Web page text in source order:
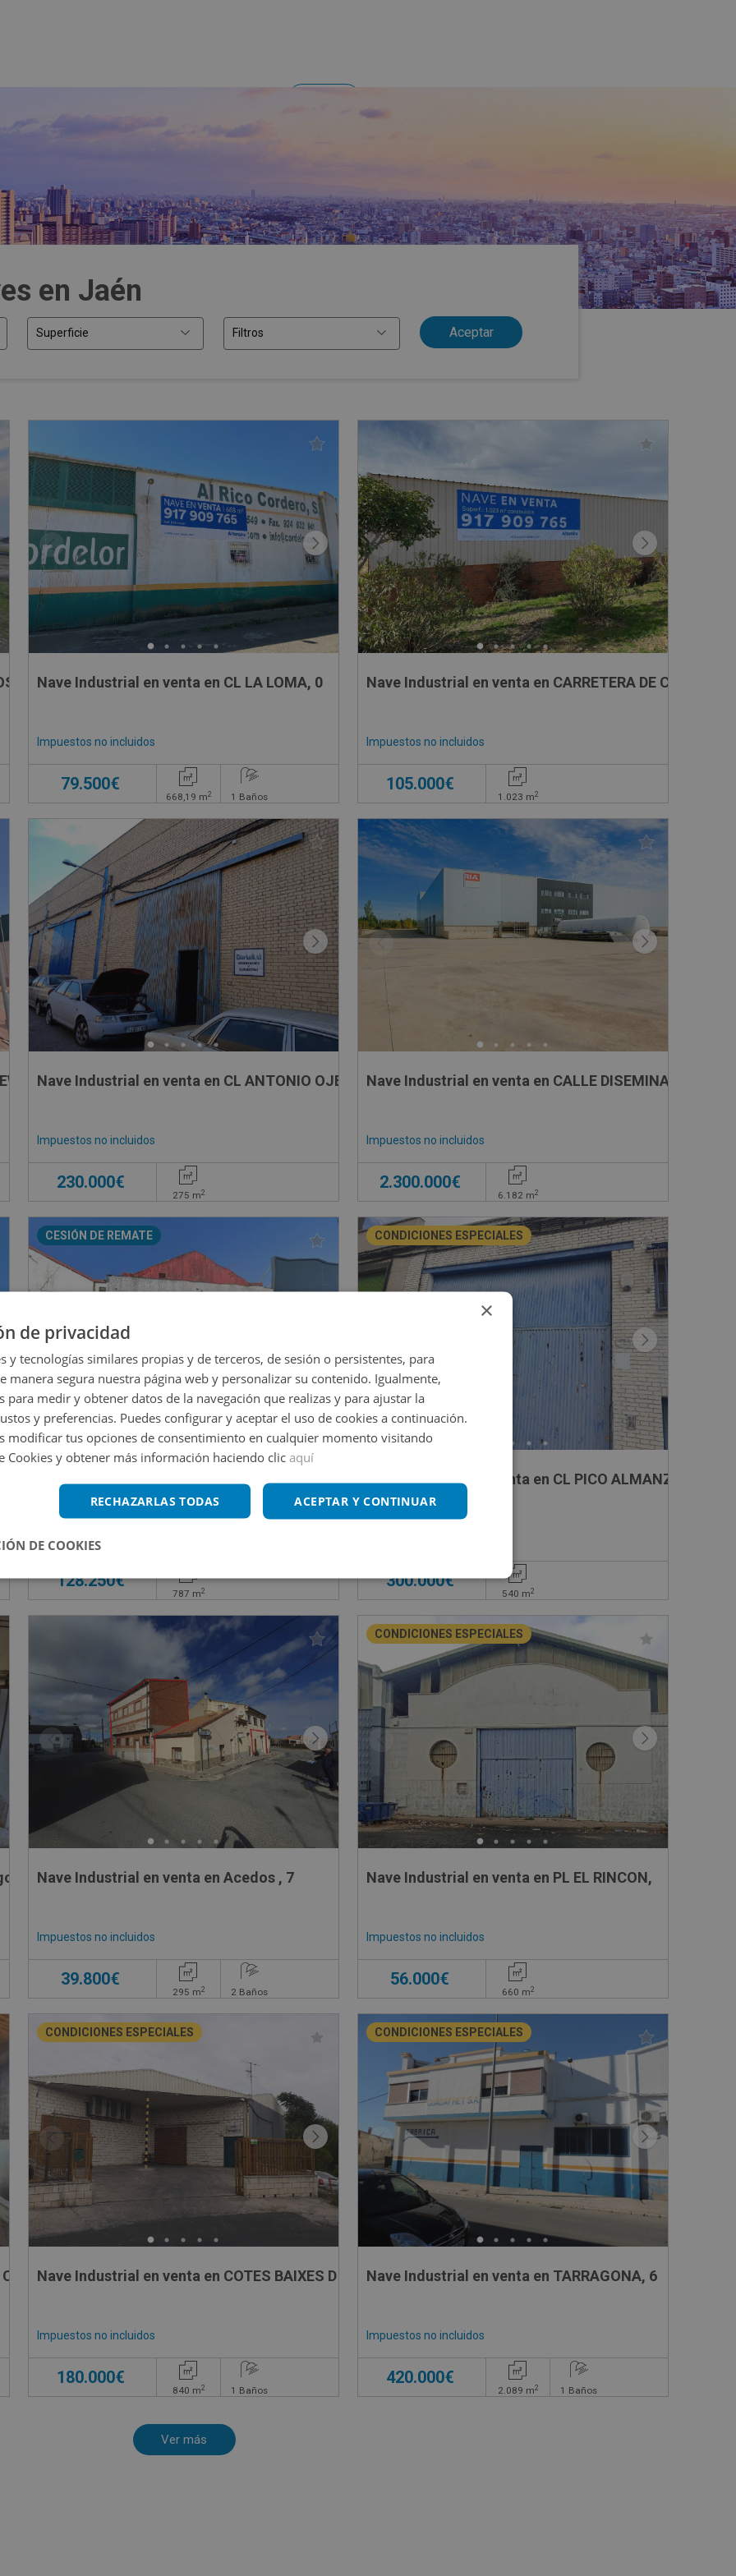
en Jaén
Superficie Filtros
Nave Industrial en venta en CL LA LOMA, 0
Impuestos no incluidos
79.500€
668,19 m2 1 Baños
Nave Industrial en venta en CARRETERA DE CABEZA
Impuestos no incluidos
105.000€
1.023 m2
12
Nave Industrial en venta en CL ANTONIO OJEDA, 9
Impuestos no incluidos
230.000€
275 m2
Nave Industrial en venta en CALLE DISEMINADOS 160
Impuestos no incluidos
2.300.000€
6.182 m2
CESIÓN DE REMATE
Nave Industrial en venta en NAVALCAN , 21
Impuestos no incluidos
128.250€
787 m2
CONDICIONES ESPECIALES
Nave Industrial en venta en CL PICO ALMANZOR, 13
300.000€
540 m2
8 Parcela 56, 56
Nave Industrial en venta en Acedos , 7
Impuestos no incluidos
39.800€
295 m2 2 Baños
CONDICIONES ESPECIALES
Nave Industrial en venta en PL EL RINCON,
Impuestos no incluidos
56.000€
660 m2
5081
CONDICIONES ESPECIALES
Nave Industrial en venta en COTES BAIXES D , 9
Impuestos no incluidos
180.000€
840 m2 1 Baños
CONDICIONES ESPECIALES
Nave Industrial en venta en TARRAGONA, 6
Impuestos no incluidos
420.000€
2.089 m2 1 Baños
×
de privacidad
y tecnologías similares propias y de terceros, de sesión o persistentes, para
manera segura nuestra página web y personalizar su contenido. Igualmente,
para medir y obtener datos de la navegación que realizas y para ajustar la
y preferencias. Puedes configurar y aceptar el uso de cookies a continuación.
modificar tus opciones de consentimiento en cualquier momento visitando
Cookies y obtener más información haciendo clic aquí
ACEPTAR Y CONTINUAR
RECHAZARLAS TODAS
DE COOKIES